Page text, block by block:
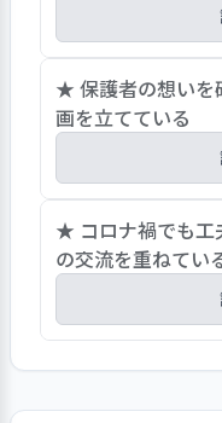
ベント予定の
る、利用者の
ものとなって
えるための情
まれる。
園での意思決定や
アル「計画と会議
のフローチャート
らのマニュアルに
ための会議を進め
について画一的な
はなく、内容に応
としている。そ
を表明できるよう
いるほか、異動者
う、園目標再考の
営上の様々な工夫
★ 保護者の想いを
画を立てている
子ども一人一人の
歳児の全園児の個
度当初の個人面談
こと、こんなとこ
護者の想いを確認
者の想いをもとに
★ コロナ禍でも工
の交流を重ねてい
園の近隣には、高